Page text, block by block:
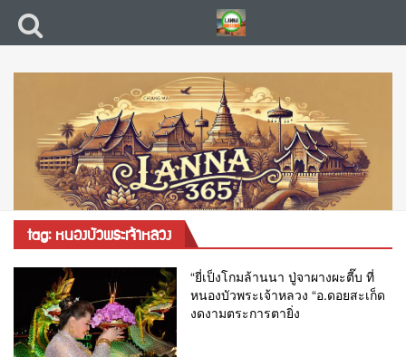
tag: หนองบัวพระเจ้าหลวง
“ยี่เป็งโกมล้านนา ปู่จาผางผะตี๊บ ที่
หนองบัวพระเจ้าหลวง “อ.ดอยสะเก็ด
งดงามตระการตายิ่ง